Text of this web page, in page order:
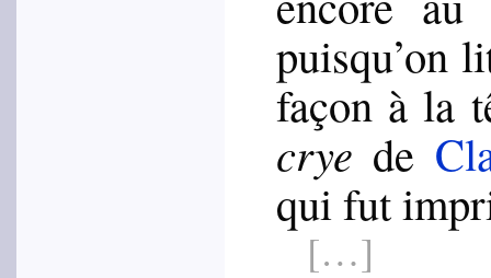
puisqu’on
façon à la
crye de
qui fut
[…]